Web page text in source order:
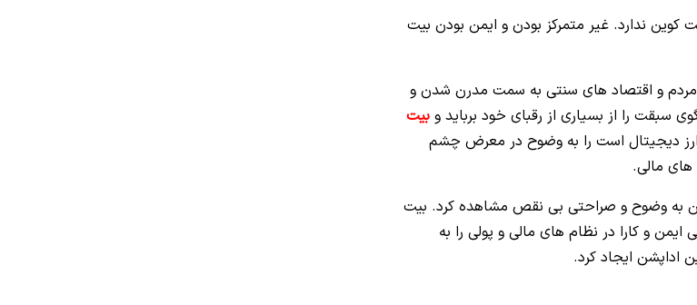
ندارد. غیر متمرکز بودن و ایمن بودن بیت
هجوم مردم و اقتصاد های سنتی به سمت مدرن شدن و
را از بسیاری از رقبای خود برباید و بیت
دیجیتال است را به وضوح در معرض چشم
مالی.
به وضوح و صراحتی بی نقص مشاهده کرد. بیت
و کارا در نظام های مالی و پولی را به
اداپشن ایجاد کرد.